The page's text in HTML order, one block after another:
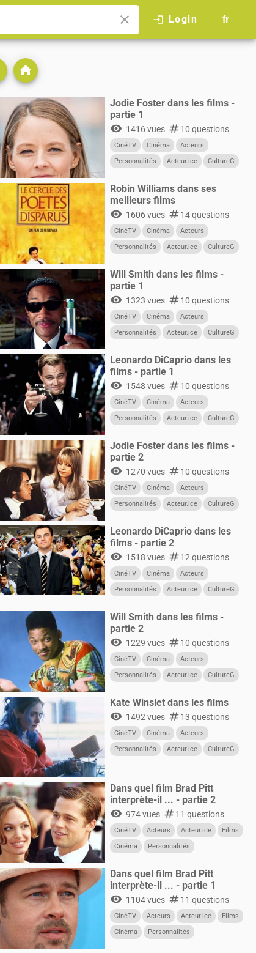
close login Login fr
home
Jodie Foster dans les films -
partie 1
visibility 1416 vues numbers10 questions
CinéTV Cinéma
Acteurs
Personnalités
Acteur.ice
CultureG
Robin Williams dans ses
meilleurs films
visibility 1606 vues numbers14 questions
CinéTV Cinéma
Acteurs
Personnalités
Acteur.ice
CultureG
Will Smith dans les films -
partie 1
visibility 1323 vues numbers10 questions
CinéTV Cinéma
Acteurs
Personnalités
Acteur.ice
CultureG
Leonardo DiCaprio dans les
films - partie 1
visibility 1548 vues numbers10 questions
CinéTV Cinéma
Acteurs
Personnalités
Acteur.ice
CultureG
Jodie Foster dans les films -
partie 2
visibility 1270 vues numbers10 questions
CinéTV Cinéma
Acteurs
Personnalités
Acteur.ice
CultureG
Leonardo DiCaprio dans les
films - partie 2
visibility 1518 vues numbers12 questions
CinéTV Cinéma
Acteurs
Personnalités
Acteur.ice
CultureG
Will Smith dans les films -
partie 2
visibility 1229 vues numbers10 questions
CinéTV Cinéma
Acteurs
Personnalités
Acteur.ice
CultureG
Kate Winslet dans les films
visibility 1492 vues numbers13 questions
CinéTV Cinéma
Acteurs
Personnalités
Acteur.ice
CultureG
Dans quel film Brad Pitt
interprète-il ... - partie 2
visibility 974 vues numbers11 questions
CinéTV Acteurs Acteur.ice
Films
Cinéma
Personnalités
Dans quel film Brad Pitt
interprète-il ... - partie 1
visibility 1104 vues numbers11 questions
CinéTV Acteurs Acteur.ice
Films
Cinéma
Personnalités